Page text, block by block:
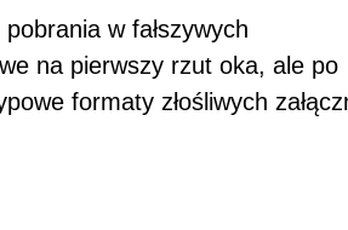
w fałszywych
na pierwszy rzut oka, ale po
formaty złośliwych